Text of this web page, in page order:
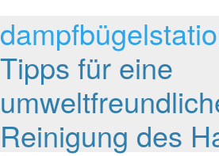
Tipps für eine
Reinigung des